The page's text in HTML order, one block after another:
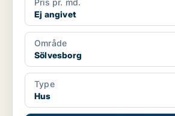
Pris pr. md.
Ej angivet
Område
Sölvesborg
Type
Hus